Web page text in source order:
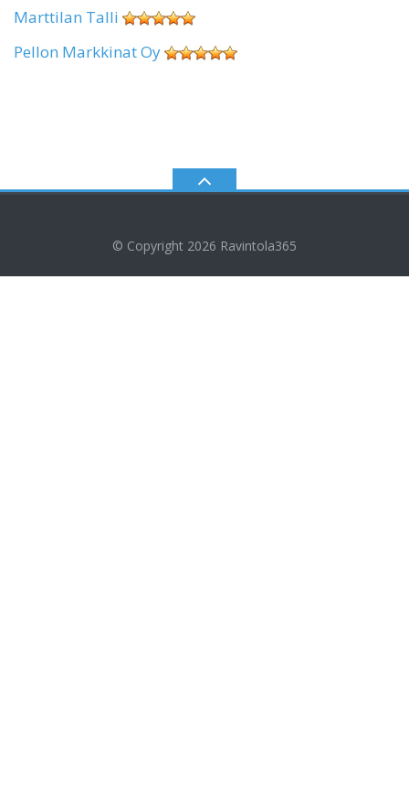
Marttilan Talli
Pellon Markkinat Oy
© Copyright 2026 Ravintola365